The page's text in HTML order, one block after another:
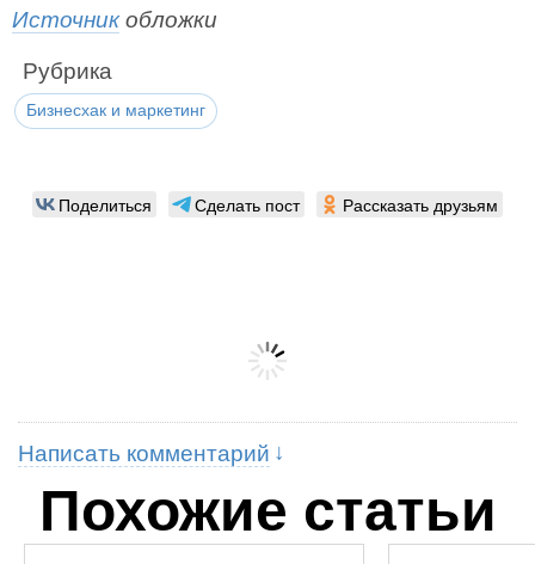
Источникобложки
Рубрика
Бизнесхак и маркетинг
Поделиться Сделать пост Рассказать друзьям
Написать комментарий
Похожие статьи